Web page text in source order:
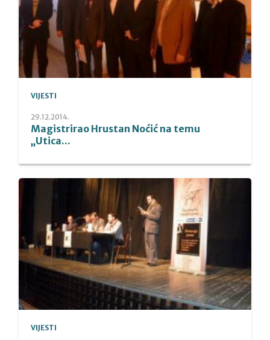
VIJESTI
29.12.2014.
Magistrirao Hrustan Noćić na temu
„Utica...
VIJESTI